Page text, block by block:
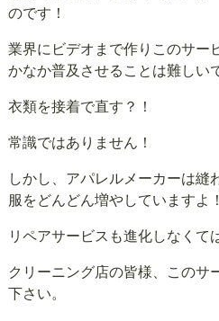
のです！
業界にビデオまで作りこのサー
かなか普及させることは難しい
衣類を接着で直す？！
常識ではありません！
しかし、アパレルメーカーは縫
服をどんどん増やしていますよ！
リペアサービスも進化しなくて
クリーニング店の皆様、このサ
下さい。